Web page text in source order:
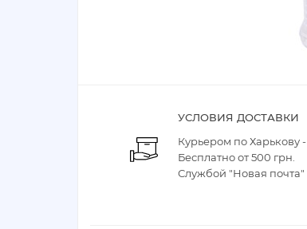
УСЛОВИЯ ДОСТАВКИ
Курьером по Харькову -
Бесплатно от 500 грн.
Службой "Новая почта"